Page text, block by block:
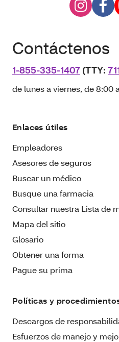
Contáctenos
1-855-335-1407 (TTY:
de lunes a viernes, de 8:00
Enlaces útiles
Empleadores
Asesores de seguros
Buscar un médico
Busque una farmacia
Consultar nuestra Lista de
Mapa del sitio
Glosario
Obtener una forma
Pague su prima
Políticas y
Descargos de
Esfuerzos de manejo y